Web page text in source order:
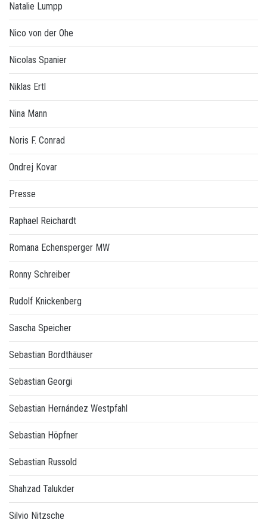
Natalie Lumpp
Nico von der Ohe
Nicolas Spanier
Niklas Ertl
Nina Mann
Noris F. Conrad
Ondrej Kovar
Presse
Raphael Reichardt
Romana Echensperger MW
Ronny Schreiber
Rudolf Knickenberg
Sascha Speicher
Sebastian Bordthäuser
Sebastian Georgi
Sebastian Hernández Westpfahl
Sebastian Höpfner
Sebastian Russold
Shahzad Talukder
Silvio Nitzsche